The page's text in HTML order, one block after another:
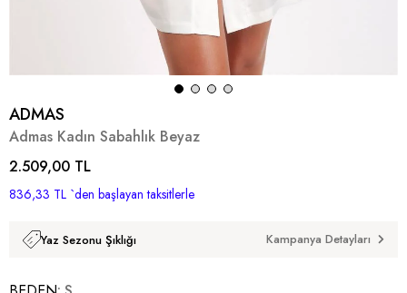
ADMAS
Admas Kadın Sabahlık Beyaz
2.509,00 TL
836,33 TL `den başlayan taksitlerle
Yaz Sezonu Şıklığı Kampanya Detayları